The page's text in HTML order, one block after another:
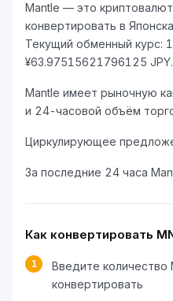
Mantle — это
конвертировать в
Текущий обменный курс:
¥63.97515621796125 JPY.
Mantle имеет рыночную
и 24-часовой объём
Циркулирующее
За последние 24 часа
Как конвертировать
1
Введите количество
конвертировать